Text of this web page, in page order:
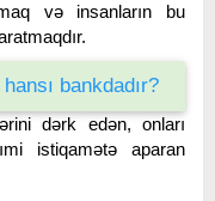
və insanların bu
bankdadır?
dərk edən, onları
istiqamətə aparan